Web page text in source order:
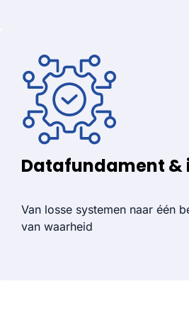
Datafundament
Van losse systemen naar één
van waarheid